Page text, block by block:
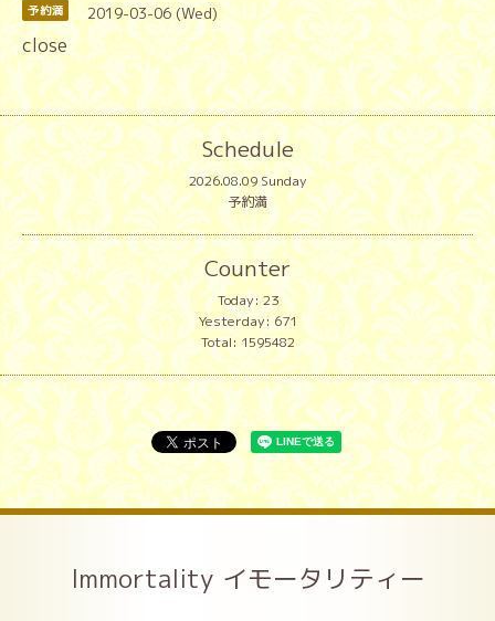
予約満 2019-03-06 (Wed)
close
Schedule
2026.08.09 Sunday
予約満
Counter
Today:23
Yesterday:671
Total:1595482
Immortality イモータリティー